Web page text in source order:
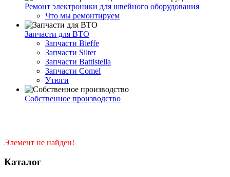
Ремонт электроники для швейного оборудования
Что мы ремонтируем
Запчасти для ВТО
Запчасти Bieffe
Запчасти Silter
Запчасти Battistella
Запчасти Comel
Утюги
Собственное производство
Элемент не найден!
Каталог